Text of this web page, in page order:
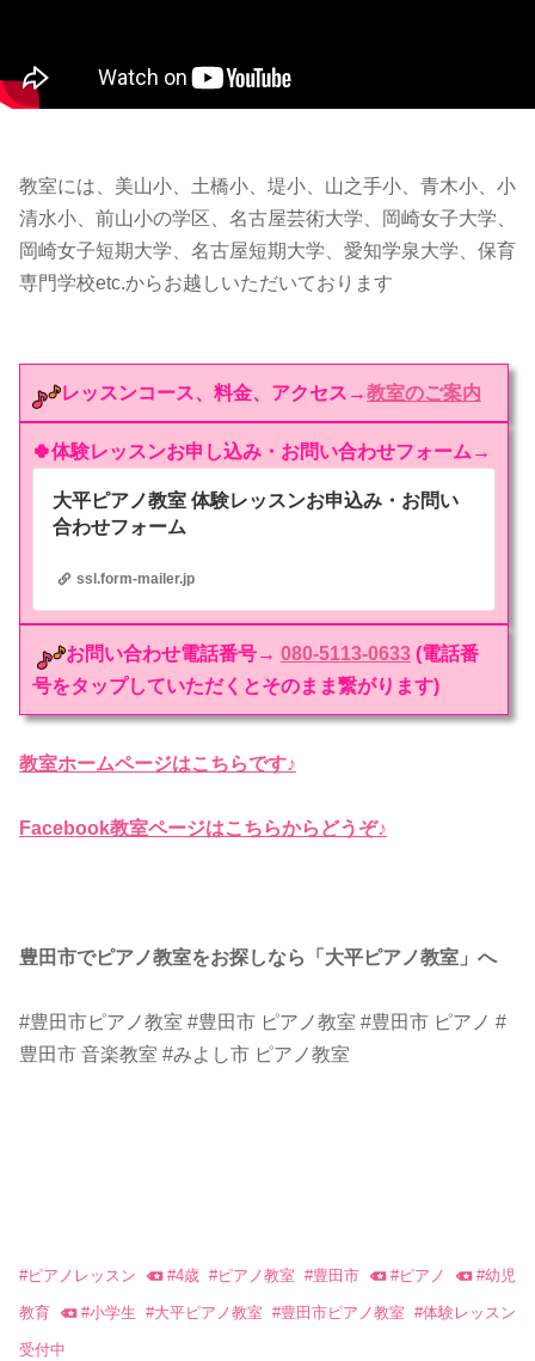
教室には、美山小、土橋小、堤小、山之手小、青木小、小
清水小、前山小の学区、名古屋芸術大学、岡崎女子大学、
岡崎女子短期大学、名古屋短期大学、愛知学泉大学、保育
専門学校etc.からお越しいただいております
レッスンコース、料金、アクセス→教室のご案内
🍀体験レッスンお申し込み・お問い合わせフォーム→
大平ピアノ教室 体験レッスンお申込み・お問い
合わせフォーム
ssl.form-mailer.jp
お問い合わせ電話番号→ 080-5113-0633 (電話番
号をタップしていただくとそのまま繋がります)
教室ホームページはこちらです♪
Facebook教室ページはこちらからどうぞ♪
豊田市でピアノ教室をお探しなら「大平ピアノ教室」へ
#豊田市ピアノ教室 #豊田市 ピアノ教室 #豊田市 ピアノ #
豊田市 音楽教室 #みよし市 ピアノ教室
#ピアノレッスン #4歳 #ピアノ教室 #豊田市 #ピアノ #幼児
教育 #小学生 #大平ピアノ教室 #豊田市ピアノ教室 #体験レッスン
受付中